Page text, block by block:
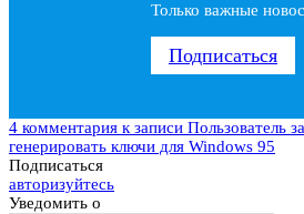
Только важные
Подписаться
4 комментария к записи Пользователь
генерировать ключи для Windows 95
Подписаться
авторизуйтесь
Уведомить о